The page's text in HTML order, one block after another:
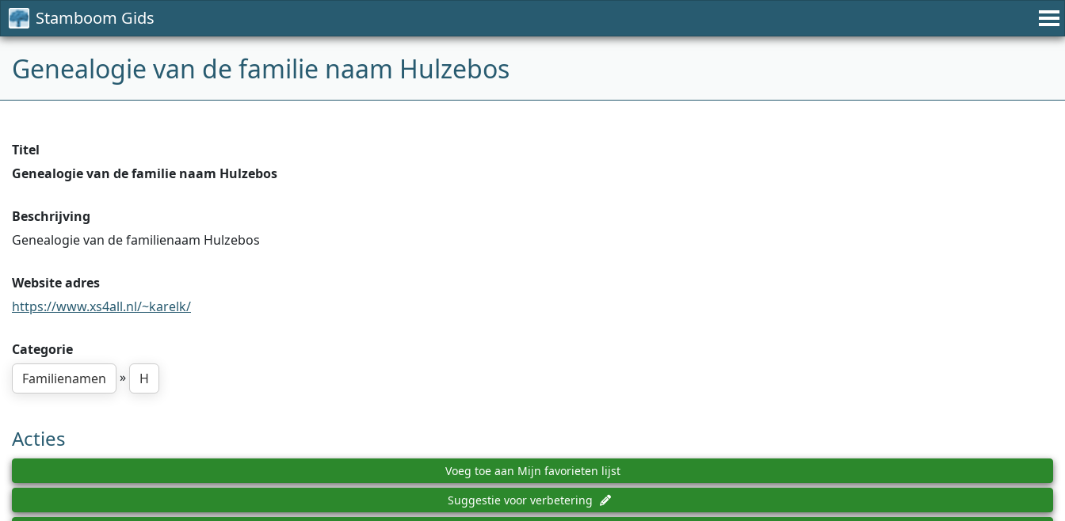
Stamboom Gids
Genealogie van de familie naam Hulzebos
Titel
Genealogie van de familie naam Hulzebos
Beschrijving
Genealogie van de familienaam Hulzebos
Website adres
https://www.xs4all.nl/~karelk/
Categorie
Familienamen
» H
Acties
Voeg toe aan Mijn favorieten lijst
Suggestie voor verbetering